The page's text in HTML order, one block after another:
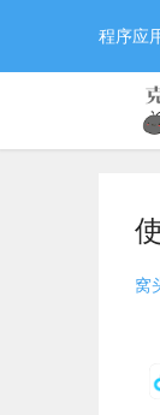
窝
程序应